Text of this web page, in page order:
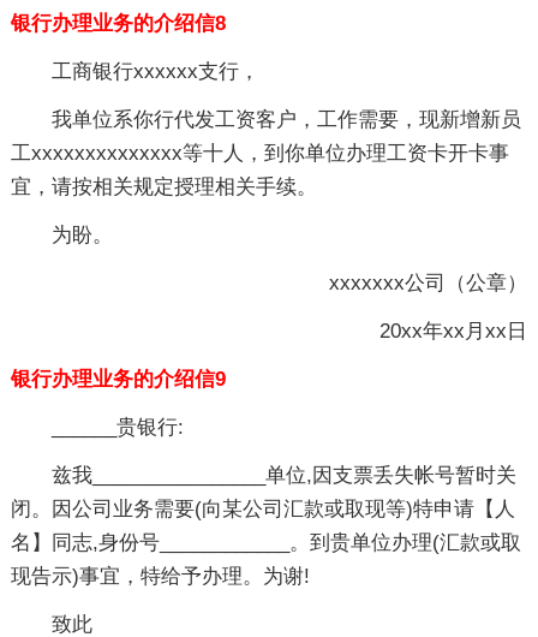
银行办理业务的介绍信8
工商银行xxxxxx支行，
我单位系你行代发工资客户，工作需要，现新增新员
工xxxxxxxxxxxxxx等十人，到你单位办理工资卡开卡事
宜，请按相关规定授理相关手续。
为盼。
xxxxxxx公司（公章）
20xx年xx月xx日
银行办理业务的介绍信9
______贵银行:
兹我________________单位,因支票丢失帐号暂时关
闭。因公司业务需要(向某公司汇款或取现等)特申请【人
名】同志,身份号____________。到贵单位办理(汇款或取
现告示)事宜，特给予办理。为谢!
致此